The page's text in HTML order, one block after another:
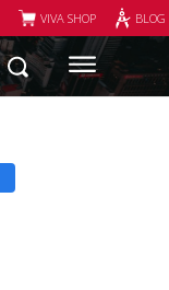
VIVA SHOP